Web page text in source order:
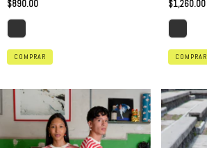
$890.00
COMPRAR
$1,260.00
COMPRAR